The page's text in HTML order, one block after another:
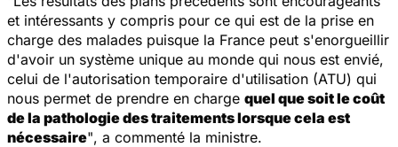
et intéressants y compris pour ce qui est de la prise en
charge des malades puisque la France peut s'enorgueillir
d'avoir un système unique au monde qui nous est envié,
celui de l'autorisation temporaire d'utilisation (ATU) qui
nous permet de prendre en charge quel que soit le coût
de la pathologie des traitements lorsque cela est
nécessaire", a commenté la ministre.